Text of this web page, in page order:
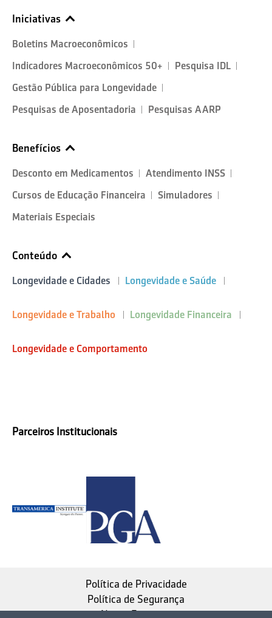
Iniciativas
Boletins Macroeconômicos
Indicadores Macroeconômicos 50+
Pesquisa IDL
Gestão Pública para Longevidade
Pesquisas de Aposentadoria
Pesquisas AARP
Benefícios
Desconto em Medicamentos
Atendimento INSS
Cursos de Educação Financeira
Simuladores
Materiais Especiais
Conteúdo
Longevidade e Cidades Longevidade e Saúde
Longevidade e Trabalho Longevidade Financeira
Longevidade e Comportamento
Parceiros Institucionais
Política de Privacidade
Política de Segurança
Nosso Estatuto